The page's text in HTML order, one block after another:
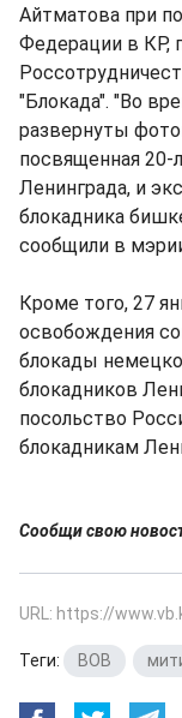
Айтматова при
Федерации в КР,
"Блокада". "Во
развернуты
посвященная
Ленинграда, и
блокадника
сообщили в
Кроме того, 27
освобождения
блокады
блокадников
посольство
блокадникам
Сообщи свою
URL: https://
Теги: ВОВ